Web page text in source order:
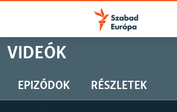
Akadálymentes
Ugrás
oldalra
AKTUÁLIS
VIDEÓK
EPIZÓDOK RÉSZLETEK